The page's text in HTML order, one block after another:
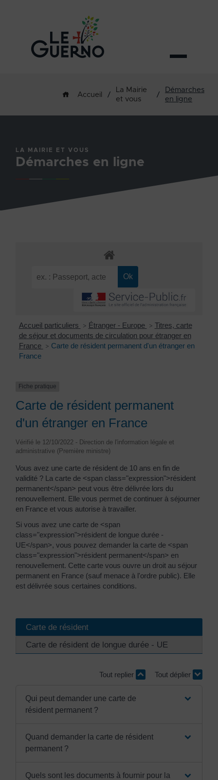
Accueil /
La Mairie
et vous
/
Démarches
en ligne
LA MAIRIE ET VOUS
Démarches en ligne
Accueil particuliers > Étranger - Europe > Titres, carte
de séjour et documents de circulation pour étranger en
France
> Carte de résident permanent d'un étranger en
France
Fiche pratique
Carte de résident permanent
d'un étranger en France
Vérifié le 12/10/2022 - Direction de l'information légale et
administrative (Première ministre)
Vous avez une carte de résident de 10 ans en fin de
validité ? La carte de <span class="expression">résident
permanent</span> peut vous être délivrée lors du
renouvellement. Elle vous permet de continuer à séjourner
en France et vous autorise à travailler.
Si vous avez une carte de <span
class="expression">résident de longue durée -
UE</span>, vous pouvez demander la carte de <span
class="expression">résident permanent</span> en
renouvellement. Cette carte vous ouvre un droit au séjour
permanent en France (sauf menace à l'ordre public). Elle
est délivrée sous certaines conditions.
Carte de résident
Carte de résident de longue durée - UE
Tout replier Tout déplier
Qui peut demander une carte de
résident permanent ?
Quand demander la carte de résident
permanent ?
Quels sont les documents à fournir pour la